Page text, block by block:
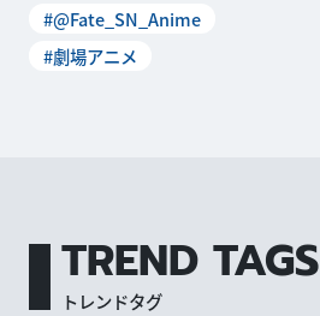
#@Fate_SN_Anime
#劇場アニメ
TREND TAGS
トレンドタグ